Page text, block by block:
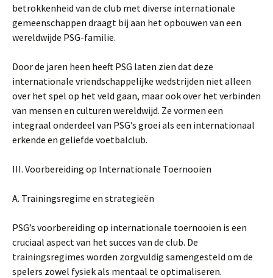
betrokkenheid van de club met diverse internationale
gemeenschappen draagt bij aan het opbouwen van een
wereldwijde PSG-familie.
Door de jaren heen heeft PSG laten zien dat deze
internationale vriendschappelijke wedstrijden niet alleen
over het spel op het veld gaan, maar ook over het verbinden
van mensen en culturen wereldwijd. Ze vormen een
integraal onderdeel van PSG’s groei als een internationaal
erkende en geliefde voetbalclub.
III. Voorbereiding op Internationale Toernooien
A. Trainingsregime en strategieën
PSG’s voorbereiding op internationale toernooien is een
cruciaal aspect van het succes van de club. De
trainingsregimes worden zorgvuldig samengesteld om de
spelers zowel fysiek als mentaal te optimaliseren.